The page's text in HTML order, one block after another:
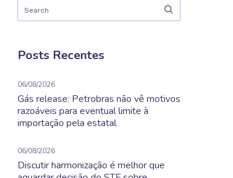
Posts Recentes
06/08/2026
Gás release: Petrobras não vê motivos
razoáveis para eventual limite à
importação pela estatal
06/08/2026
Discutir harmonização é melhor que